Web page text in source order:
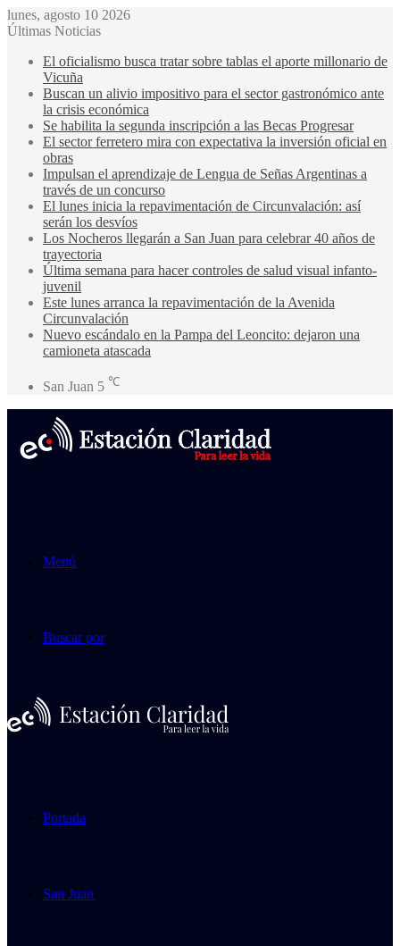
lunes, agosto 10 2026
Últimas Noticias
El oficialismo busca tratar sobre tablas el aporte millonario de
Vicuña
Buscan un alivio impositivo para el sector gastronómico ante
la crisis económica
Se habilita la segunda inscripción a las Becas Progresar
El sector ferretero mira con expectativa la inversión oficial en
obras
Impulsan el aprendizaje de Lengua de Señas Argentinas a
través de un concurso
El lunes inicia la repavimentación de Circunvalación: así
serán los desvíos
Los Nocheros llegarán a San Juan para celebrar 40 años de
trayectoria
Última semana para hacer controles de salud visual infanto-
juvenil
Este lunes arranca la repavimentación de la Avenida
Circunvalación
Nuevo escándalo en la Pampa del Leoncito: dejaron una
camioneta atascada
San Juan 5 ℃
Menú
Buscar por
Portada
San Juan